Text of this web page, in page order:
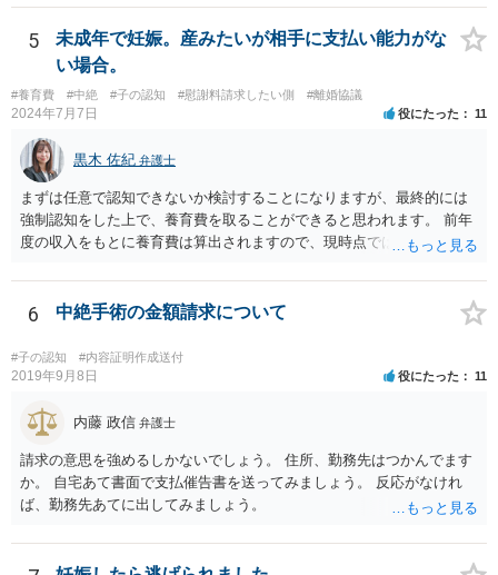
5
未成年で妊娠。産みたいが相手に支払い能力がな
い場合。
#養育費 #中絶 #子の認知 #慰謝料請求したい側 #離婚協議
2024年7月7日 役にたった 11
黒木 佐紀 弁護士
まずは任意で認知できないか検討することになりますが、最終的には
強制認知をした上で、養育費を取ることができると思われます。 前年
度の収入をもとに養育費は算出されますので、現時点では少額しか取
育費の増額調停を起こすこともできます。 仮に中絶する場合でも、相
手方が妊娠について話し合いをしっかりしてくれない場合には、慰謝
関わりが不可欠となると思われますので、一度話し合った上で、法律
事務所へ早めのご相談をされたほうがよろしいかと思います。
6 中絶手術の金額請求について
#子の認知 #内容証明作成送付
2019年9月8日 役にたった 11
内藤 政信 弁護士
請求の意思を強めるしかないでしょう。 住所、勤務先はつかんでます
か。 自宅あて書面で支払催告書を送ってみましょう。 反応がなけれ
ば、勤務先あてに出してみましょう。